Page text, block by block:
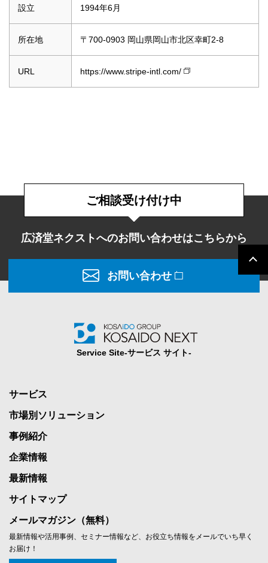
設立 1994年6月
所在地 〒700-0903 岡山県岡山市北区幸町2-8
URL https://www.stripe-intl.com/
ご相談受け付け中
広済堂ネクストへのお問い合わせはこちらから
お問い合わせ
ペ
Service Site‐サービス サイト‐
サービス
市場別ソリューション
事例紹介
企業情報
最新情報
サイトマップ
メールマガジン（無料）
最新情報や活用事例、セミナー情報など、お役立ち情報をメールでいち早く
お届け！